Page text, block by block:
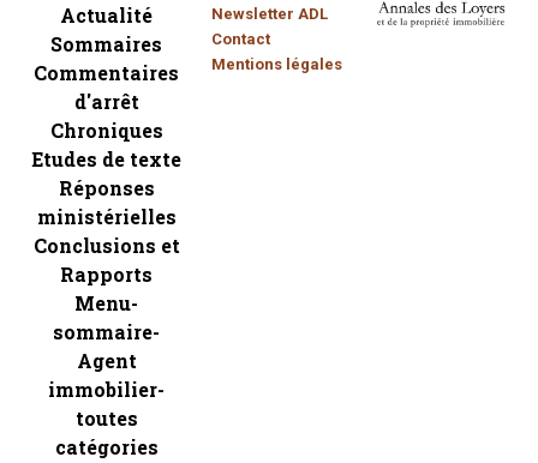
Actualité
Sommaires
Commentaires
d'arrêt
Chroniques
Etudes de texte
Réponses
ministérielles
Conclusions et
Rapports
Menu-
sommaire-
Agent
immobilier-
toutes
catégories
Newsletter ADL
Contact
Mentions légales